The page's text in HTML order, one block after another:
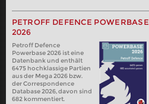
PETROFF DEFENCE POWERBASE
2026
Petroff Defence
Powerbase 2026 ist eine
Datenbank und enthält
6475 hochklassige Partien
aus der Mega 2026 bzw.
der Correspondence
Database 2026, davon sind
682 kommentiert.